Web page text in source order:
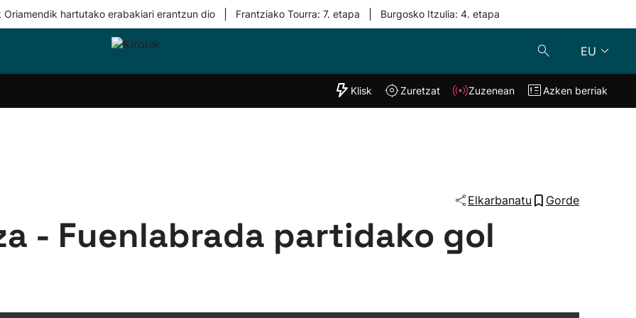
Oriamendik hartutako erabakiari erantzun dio Frantziako Tourra: 7. etapa Burgosko Itzulia: 4. etapa
EU
Taldeak
"Helmuga"
Klisk Zuzenean
Klisk Zuretzat Zuzenean Azken berriak
Elkarbanatu Gorde
- Fuenlabrada partidako gol